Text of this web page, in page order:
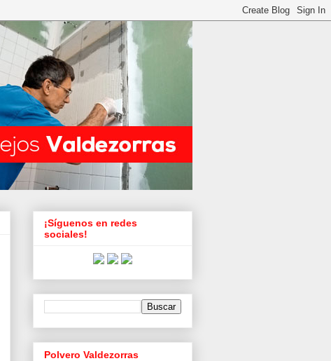
¡Síguenos en redes
sociales!
Polvero Valdezorras